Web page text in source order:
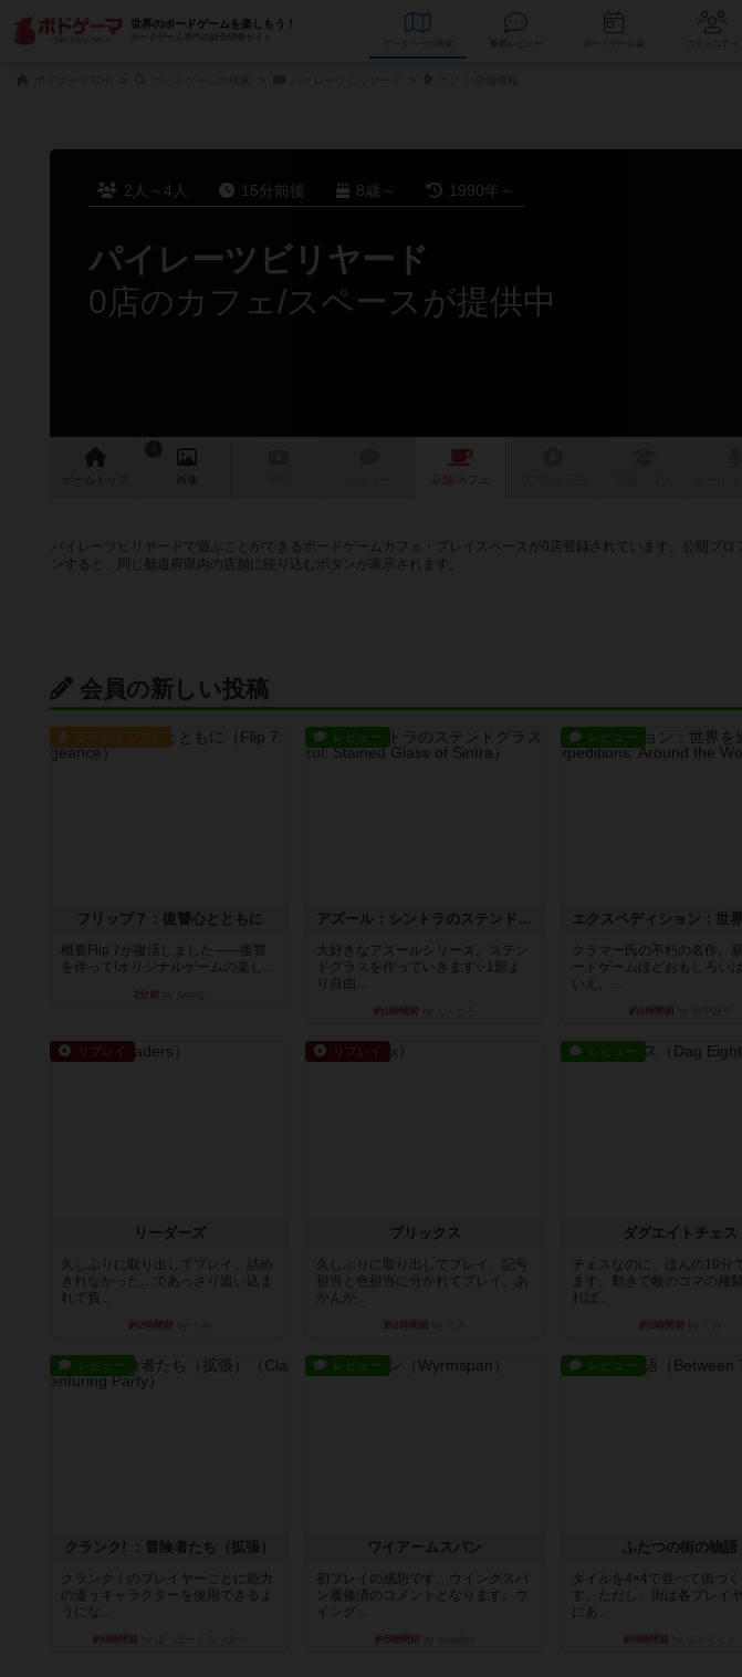
世界のボードゲームを楽しもう！
ボードゲーム専門の総合情報サイト
データベース
2人～4人 15分前後 8歳～ 1990年～
パイレーツビリヤード
0店のカフェ/スペースが提供中
ゲーム 画像 店舗/ カフェ
パイレーツビリヤードで遊ぶことができるボードゲームカフェ・プレイスペースが0店登録されています。公開プ
ンすると、同じ都道府県内の店舗に絞り込むボタンが表示されます。
会員の新しい投稿
ルール/インスト
フリップ７：復讐心とともに
概要Flip 7が復活しました――復讐
を伴って!オリジナルゲームの楽し...
2分前
レビュー
アズール：シントラのステンドグラス
大好きなアズールシリーズ。ステン
ドグラスを作っていきます✨1部よ
り自由...
約1時間前
レビュー
クラマー氏の不朽の名作。
ードゲームほどおもしろい
いえ。...
約1時間前
リプレイ
リーダーズ
久しぶりに取り出してプレイ。詰め
きれなかった…であっさり追い込ま
れて負...
約2時間前
リプレイ
ブリックス
久しぶりに取り出してプレイ。記号
担当と色担当に分かれてプレイ。あ
かんか...
約2時間前
レビュー
ダグエイトチェス
チェスなのに、ほんの10分
ます。動きで敵のコマの種
れば...
約2時間前
レビュー
クランク! ：冒険者たち（拡張）
クランク！のプレイヤーごとに能力
の違うキャラクターを使用できるよ
うにな...
約4時間前
レビュー
ワイアームスパン
初プレイの感想です。ウイングスパ
ン履修済のコメントとなります。ウ
イング...
約5時間前
レビュー
ふたつの街の物語
タイルを4×4で並べて街づく
す。ただし、街は各プレイヤ
にあ...
約8時間前